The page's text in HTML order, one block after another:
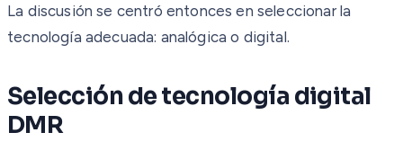
La discusión se centró entonces en seleccionar la
tecnología adecuada: analógica o digital.
Selección de tecnología digital
DMR